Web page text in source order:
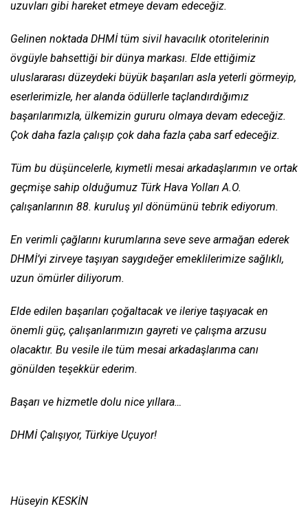
uzuvları gibi hareket etmeye devam edeceğiz.
Gelinen noktada DHMİ tüm sivil havacılık otoritelerinin
övgüyle bahsettiği bir dünya markası. Elde ettiğimiz
uluslararası düzeydeki büyük başarıları asla yeterli görmeyip,
eserlerimizle, her alanda ödüllerle taçlandırdığımız
başarılarımızla, ülkemizin gururu olmaya devam edeceğiz.
Çok daha fazla çalışıp çok daha fazla çaba sarf edeceğiz.
Tüm bu düşüncelerle, kıymetli mesai arkadaşlarımın ve ortak
geçmişe sahip olduğumuz Türk Hava Yolları A.O.
çalışanlarının 88. kuruluş yıl dönümünü tebrik ediyorum.
En verimli çağlarını kurumlarına seve seve armağan ederek
DHMİ’yi zirveye taşıyan saygıdeğer emeklilerimize sağlıklı,
uzun ömürler diliyorum.
Elde edilen başarıları çoğaltacak ve ileriye taşıyacak en
önemli güç, çalışanlarımızın gayreti ve çalışma arzusu
olacaktır. Bu vesile ile tüm mesai arkadaşlarıma canı
gönülden teşekkür ederim.
Başarı ve hizmetle dolu nice yıllara…
DHMİ Çalışıyor, Türkiye Uçuyor!
Hüseyin KESKİN